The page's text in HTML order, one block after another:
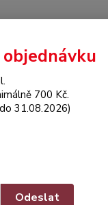
700 Kč.
31.08.2026)
Odeslat